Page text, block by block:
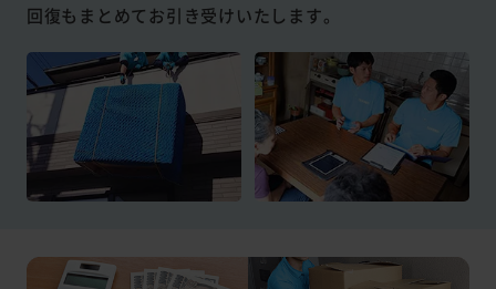
回復もまとめてお引き受けいたします。